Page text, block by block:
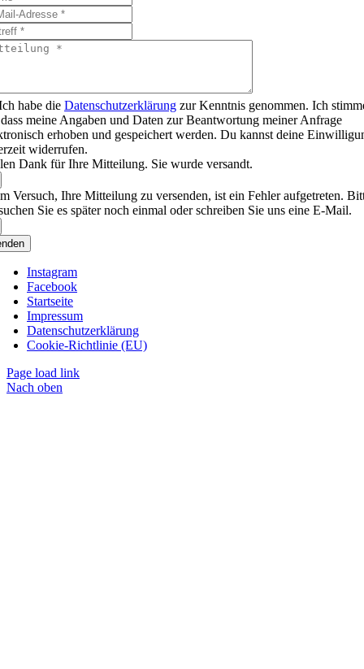
habe die Datenschutzerklärung zur Kenntnis genommen. Ich
meine Angaben und Daten zur Beantwortung meiner Anfrage
erhoben und gespeichert werden. Du kannst deine
widerrufen.
Dank für Ihre Mitteilung. Sie wurde versandt.
Versuch, Ihre Mitteilung zu versenden, ist ein Fehler aufgetreten.
Sie es später noch einmal oder schreiben Sie uns eine E-Mail.
Instagram
Facebook
Startseite
Impressum
Datenschutzerklärung
Cookie-Richtlinie (EU)
Page load link
Nach oben